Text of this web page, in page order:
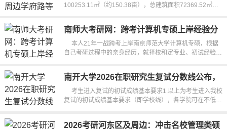
100253.11㎡（约150.38亩），总建筑面积72369.52㎡，
南师大考研网：跨考计算机专硕上岸经验分
本人21年一战跨考上岸南京师范大学计算机专硕，根据
自己考研过程中的亲身经历，就择校和定专业、初试经验、
南开大学2026在职研究生复试分数线公布，
考生速看
考生进入复试的初试成绩基本要求1.以上为考生进入我校
复试的初试成绩基本要求（即学校线），各学院可在不低于
2026考研河东区及周边：冲击名校管理类硕